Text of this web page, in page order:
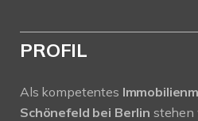
PROFIL
Als kompetentes
Schönefeld bei Berlin stehen